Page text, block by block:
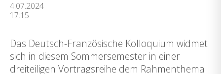
4.07.2024
17:15
Das Deutsch-Französische Kolloquium widmet
sich in diesem Sommersemester in einer
dreiteiligen Vortragsreihe dem Rahmenthema